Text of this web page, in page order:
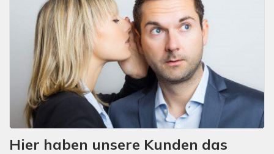
Hier haben unsere Kunden das